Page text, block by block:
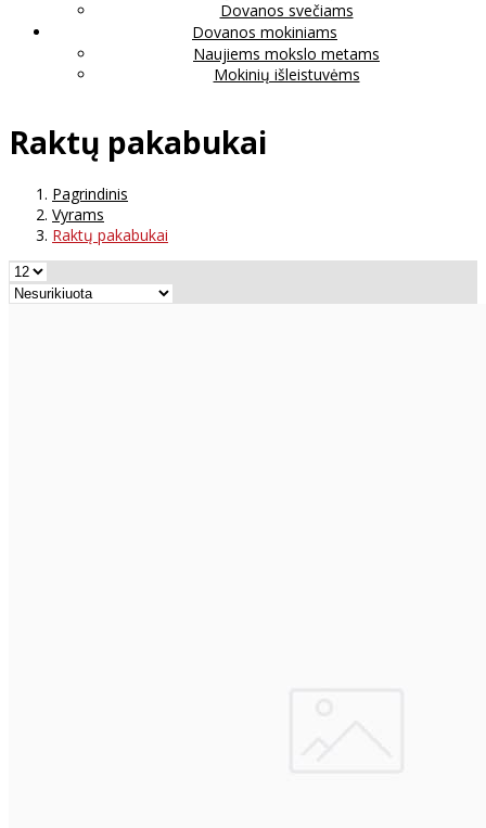
Dovanos svečiams
Dovanos mokiniams
Naujiems mokslo metams
Mokinių išleistuvėms
Raktų pakabukai
Pagrindinis
Vyrams
Raktų pakabukai